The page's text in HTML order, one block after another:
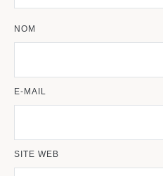
NOM
E-MAIL
SITE WEB